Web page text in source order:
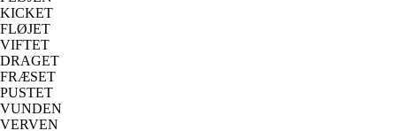
KICKET
FLØJET
VIFTET
DRAGET
FRÆSET
PUSTET
VUNDEN
VERVEN